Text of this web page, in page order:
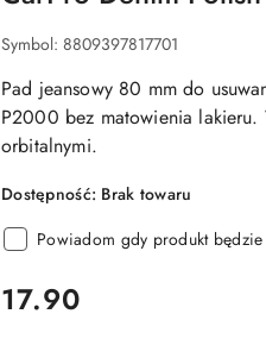
Symbol: 8809397817701
Pad jeansowy 80 mm do
P2000 bez matowienia lakieru.
orbitalnymi.
Dostępność: Brak towaru
Powiadom gdy produkt
cena:
17.90